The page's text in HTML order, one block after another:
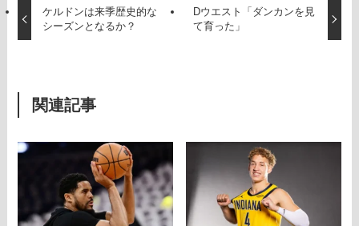
ケルドンは来季歴史的な
シーズンとなるか？
Dウエスト「ダンカンを見
て育った」
関連記事